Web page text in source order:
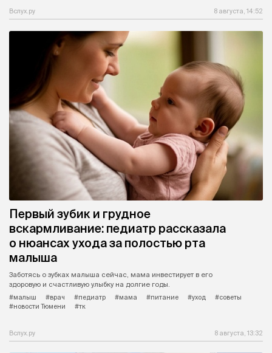
Вслух.ру 8 августа, 14:52
Первый зубик и грудное
вскармливание: педиатр рассказала
о нюансах ухода за полостью рта
малыша
Заботясь о зубках малыша сейчас, мама инвестирует в его
здоровую и счастливую улыбку на долгие годы.
#малыш
#врач #педиатр #мама #питание #уход
#советы
#новости Тюмени
#тк
Вслух.ру 8 августа, 13:32